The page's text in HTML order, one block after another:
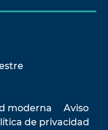
moderna
Aviso
de privacidad